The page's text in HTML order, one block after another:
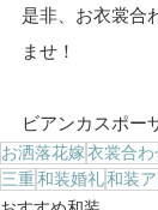
是非、お衣裳合
ませ！
ビアンカスポー
お洒落花嫁衣裳合わ
三重和装婚礼和装